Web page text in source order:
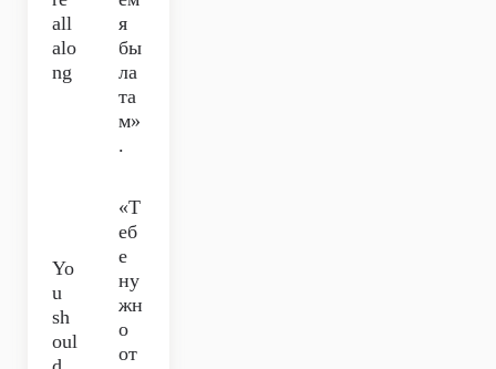
all
alo
ng
я
бы
ла
та
м»
.
Yo
u
sh
oul
«Т
еб
е
ну
жн
о
от